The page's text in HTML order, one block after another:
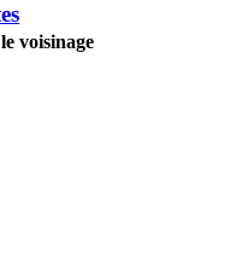
voisinage